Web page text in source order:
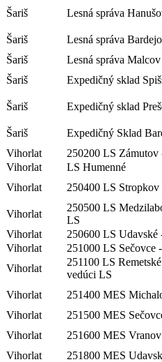
Šariš
Lesná správa
Šariš
Lesná správa
Šariš
Lesná správa Malcov
Šariš
Expedičný sklad
Šariš
Expedičný sklad
Šariš
Expedičný Sklad
Vihorlat
250200 LS Zámutov
Vihorlat
LS Humenné
Vihorlat
250400 LS
Vihorlat
250500 LS
LS
Vihorlat
250600 LS Udavské
Vihorlat
251000 LS Sečovce
Vihorlat
251100 LS
vedúci LS
Vihorlat 251400 MES
Vihorlat
251500 MES
Vihorlat
251600 MES Vranov
Vihorlat
251800 MES